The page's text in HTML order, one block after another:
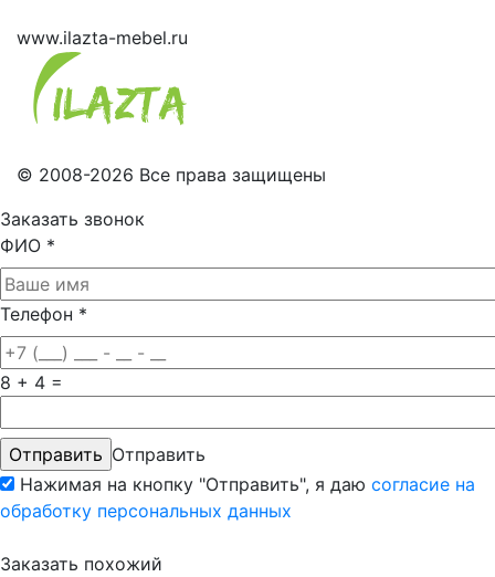
www.ilazta-mebel.ru
© 2008-2026 Все права защищены
Заказать звонок
ФИО *
Телефон *
8 + 4 =
Отправить
Нажимая на кнопку "Отправить", я даю согласие на
обработку персональных данных
Заказать похожий